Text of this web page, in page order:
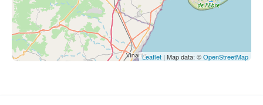
Leaflet | Map data: ©OpenStreetMap